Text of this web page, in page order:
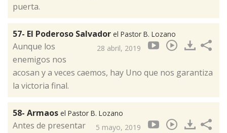
puerta.
57- El Poderoso Salvador el Pastor B. Lozano
28 abril, 2019
Aunque los
enemigos nos
acosan y a veces caemos, hay Uno que nos garantiza
la victoria final.
58- Armaos el Pastor B. Lozano
5 mayo, 2019
Antes de presentar